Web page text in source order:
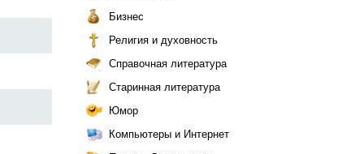
Бизнес
Религия и духовность
Справочная литература
Старинная литература
Юмор
Компьютеры и Интернет